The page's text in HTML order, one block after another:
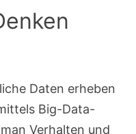
Daten erheben
Big-Data-
Verhalten und